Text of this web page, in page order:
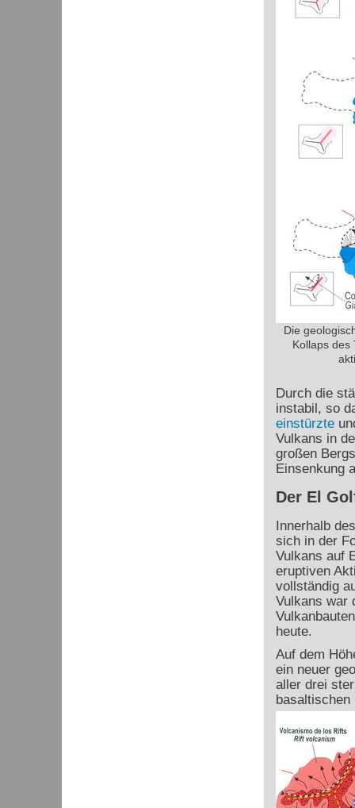
Die
Kollaps des
Durch die
instabil, so
einstürzte
Vulkans in
großen
Einsenkung
Der El
Innerhalb
sich in der
Vulkans auf
eruptiven
vollständig
Vulkans war
heute.
Auf dem
ein neuer
aller drei
basaltischen